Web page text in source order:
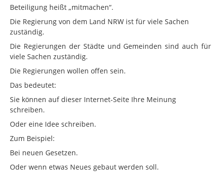
Beteiligung heißt „mitmachen“.
Die Regierung von dem Land NRW ist für viele Sachen
zuständig.
Die Regierungen der Städte und Gemeinden sind auch für
viele Sachen zuständig.
Die Regierungen wollen offen sein.
Das bedeutet:
Sie können auf dieser Internet-Seite Ihre Meinung
schreiben.
Oder eine Idee schreiben.
Zum Beispiel:
Bei neuen Gesetzen.
Oder wenn etwas Neues gebaut werden soll.